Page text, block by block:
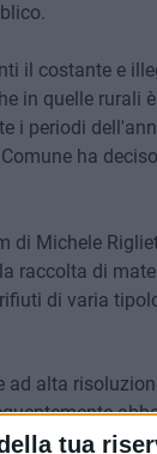
tua
il costante e
in quelle rurali
i periodi
ha
di Michele
raccolta di
di varia
alta
ad infrarossi